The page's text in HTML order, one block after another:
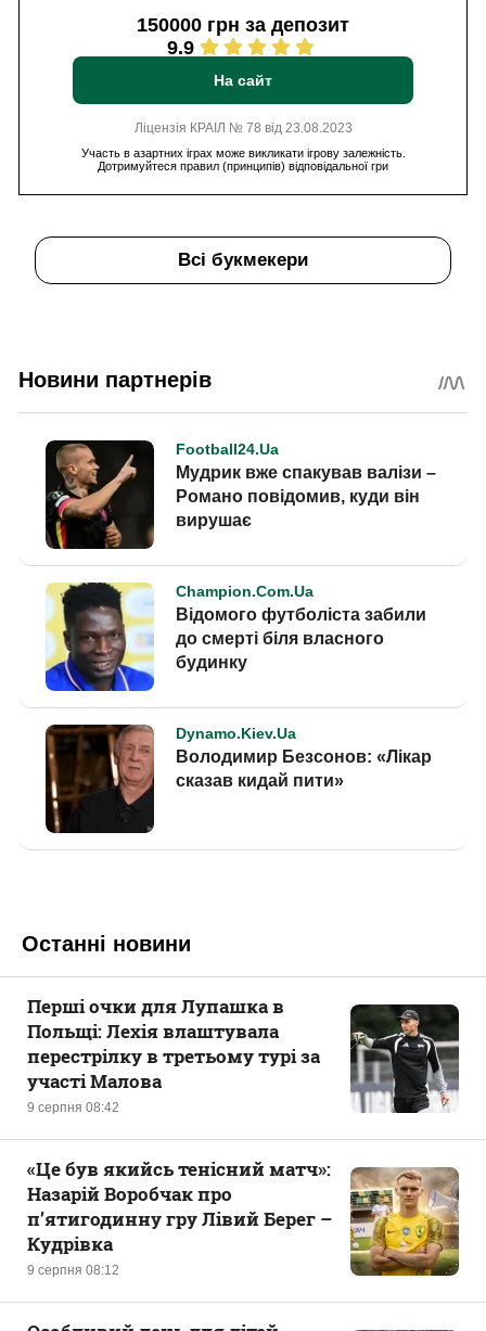
150000 грн за депозит
9.9
На сайт
Ліцензія КРАІЛ № 78 від 23.08.2023
Участь в азартних іграх може викликати ігрову залежність.
Дотримуйтеся правил (принципів) відповідальної гри
Всі букмекери
Останні новини
9 серпня 08:42
Перші очки для Лупашка в
Польщі: Лехія влаштувала
перестрілку в третьому турі за
участі Малова
9 серпня 08:12
«Це був якийсь тенісний матч»:
Назарій Воробчак про
п’ятигодинну гру Лівий Берег –
Кудрівка